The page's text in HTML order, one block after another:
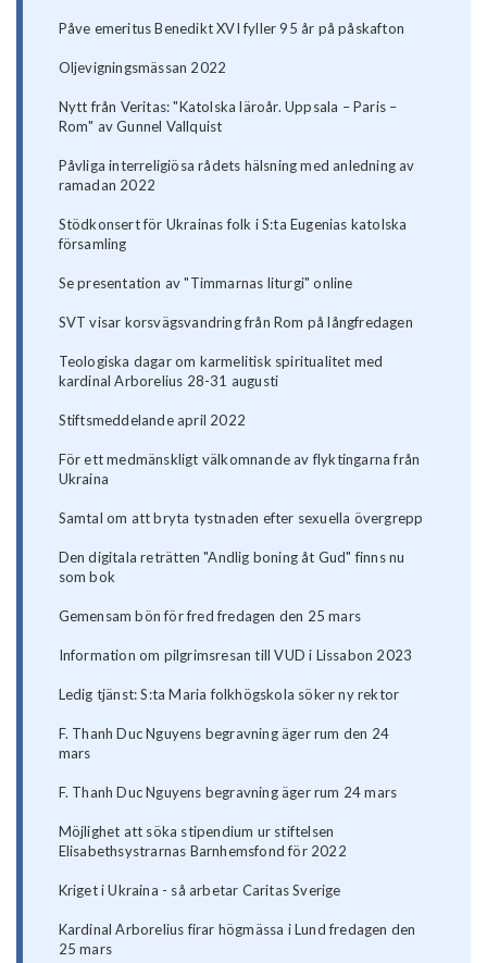
Påve emeritus Benedikt XVI fyller 95 år på påskafton
Oljevigningsmässan 2022
Nytt från Veritas: "Katolska läroår. Uppsala – Paris –
Rom" av Gunnel Vallquist
Påvliga interreligiösa rådets hälsning med anledning av
ramadan 2022
Stödkonsert för Ukrainas folk i S:ta Eugenias katolska
församling
Se presentation av "Timmarnas liturgi" online
SVT visar korsvägsvandring från Rom på långfredagen
Teologiska dagar om karmelitisk spiritualitet med
kardinal Arborelius 28-31 augusti
Stiftsmeddelande april 2022
För ett medmänskligt välkomnande av flyktingarna från
Ukraina
Samtal om att bryta tystnaden efter sexuella övergrepp
Den digitala reträtten "Andlig boning åt Gud" finns nu
som bok
Gemensam bön för fred fredagen den 25 mars
Information om pilgrimsresan till VUD i Lissabon 2023
Ledig tjänst: S:ta Maria folkhögskola söker ny rektor
F. Thanh Duc Nguyens begravning äger rum den 24
mars
F. Thanh Duc Nguyens begravning äger rum 24 mars
Möjlighet att söka stipendium ur stiftelsen
Elisabethsystrarnas Barnhemsfond för 2022
Kriget i Ukraina - så arbetar Caritas Sverige
Kardinal Arborelius firar högmässa i Lund fredagen den
25 mars